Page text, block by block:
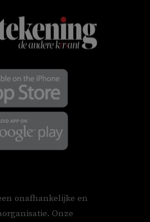
onafhankelijke en
Onze